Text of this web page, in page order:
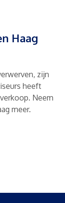
Haag
zijn
heeft
Neem
meer.